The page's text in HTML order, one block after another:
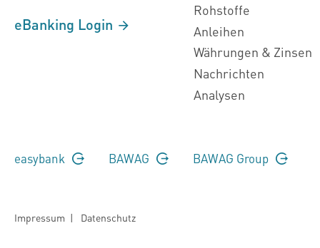
eBanking Login
Rohstoffe
Anleihen
Währungen & Zinsen
Nachrichten
Analysen
easybank BAWAG BAWAG Group
Impressum | Datenschutz